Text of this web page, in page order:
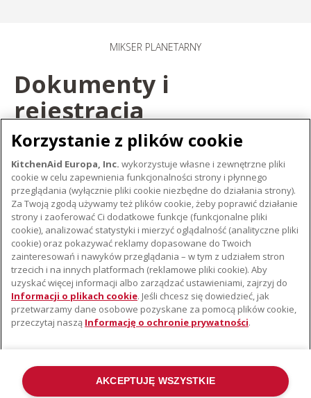
MIKSER PLANETARNY​
Dokumenty i
rejestracja
ZAREJESTRUJ SWÓJ PRODUKT
ZAREJESTRUJ PRODUKT
O KITCHENAID
Istota marki
Historia marki
Komunikaty prasowe
WSPARCIE
Gdzie kupić
Znajdź najbliższy serwis
Korzystanie z plików cookie
KitchenAid Europa, Inc. wykorzystuje własne i zewnętrzne pliki
cookie w celu zapewnienia funkcjonalności strony i płynnego
przeglądania (wyłącznie pliki cookie niezbędne do działania strony).
Za Twoją zgodą używamy też plików cookie, żeby poprawić działanie
strony i zaoferować Ci dodatkowe funkcje (funkcjonalne pliki
cookie), analizować statystyki i mierzyć oglądalność (analityczne pliki
cookie) oraz pokazywać reklamy dopasowane do Twoich
zainteresowań i nawyków przeglądania – w tym z udziałem stron
trzecich i na innych platformach (reklamowe pliki cookie). Aby
uzyskać więcej informacji albo zarządzać ustawieniami, zajrzyj do
Informacji o plikach cookie. Jeśli chcesz się dowiedzieć, jak
przetwarzamy dane osobowe pozyskane za pomocą plików cookie,
przeczytaj naszą Informację o ochronie prywatności.
AKCEPTUJĘ WSZYSTKIE